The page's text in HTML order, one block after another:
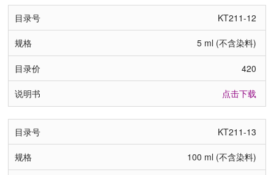
KT211-12
5 ml (不含染料)
420
点击下载
KT211-13
100 ml (不含染料)